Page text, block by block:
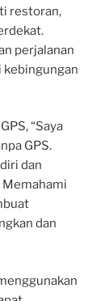
restoran,
perjalanan
kebingungan
“Saya
GPS.
dan
Memahami
dan